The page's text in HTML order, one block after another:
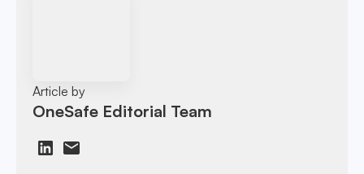
Article by
OneSafe Editorial Team